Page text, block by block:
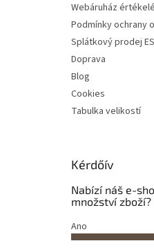
Webáruház
Podmínky ochrany
Splátkový prodej
Doprava
Blog
Cookies
Tabulka velikostí
Kérdőív
Nabízí náš e-
množství zboží?
Ano